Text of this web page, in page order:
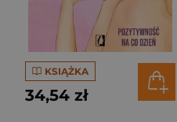
KSIĄŻKA
34,54 zł